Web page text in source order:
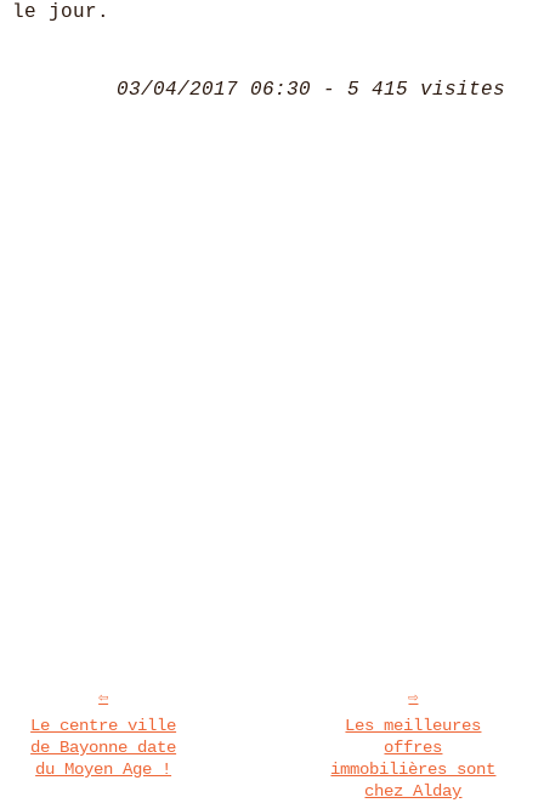
le jour.
03/04/2017 06:30 - 5 415 visites
Le centre ville
de Bayonne date
du Moyen Age !
Les meilleures
offres
immobilières sont
chez Alday